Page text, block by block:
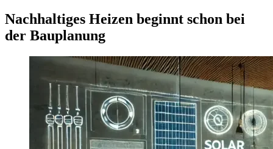
Nachhaltiges Heizen beginnt schon bei
der Bauplanung